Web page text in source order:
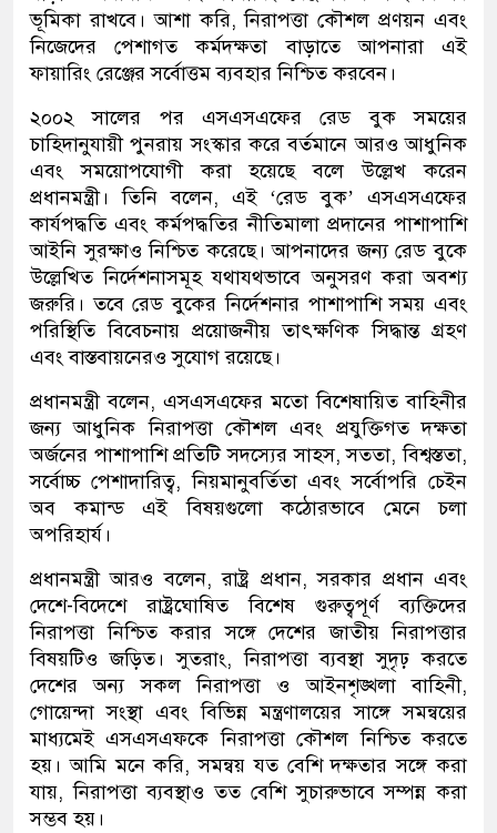
ভূমিকা রাখবে। আশা করি, নিরাপত্তা কৌশল প্রণয়ন এবং
নিজেদের পেশাগত কর্মদক্ষতা বাড়াতে আপনারা এই
ফায়ারিং রেঞ্জের সর্বোত্তম ব্যবহার নিশ্চিত করবেন।
২০০২ সালের পর এসএসএফের রেড বুক সময়ের
চাহিদানুযায়ী পুনরায় সংস্কার করে বর্তমানে আরও আধুনিক
এবং সময়োপযোগী করা হয়েছে বলে উল্লেখ করেন
প্রধানমন্ত্রী। তিনি বলেন, এই ‘রেড বুক’ এসএসএফের
কার্যপদ্ধতি এবং কর্মপদ্ধতির নীতিমালা প্রদানের পাশাপাশি
আইনি সুরক্ষাও নিশ্চিত করেছে। আপনাদের জন্য রেড বুকে
উল্লেখিত নির্দেশনাসমূহ যথাযথভাবে অনুসরণ করা অবশ্য
জরুরি। তবে রেড বুকের নির্দেশনার পাশাপাশি সময় এবং
পরিস্থিতি বিবেচনায় প্রয়োজনীয় তাৎক্ষণিক সিদ্ধান্ত গ্রহণ
এবং বাস্তবায়নেরও সুযোগ রয়েছে।
প্রধানমন্ত্রী বলেন, এসএসএফের মতো বিশেষায়িত বাহিনীর
জন্য আধুনিক নিরাপত্তা কৌশল এবং প্রযুক্তিগত দক্ষতা
অর্জনের পাশাপাশি প্রতিটি সদস্যের সাহস, সততা, বিশ্বস্ততা,
সর্বোচ্চ পেশাদারিত্ব, নিয়মানুবর্তিতা এবং সর্বোপরি চেইন
অব কমান্ড এই বিষয়গুলো কঠোরভাবে মেনে চলা
অপরিহার্য।
প্রধানমন্ত্রী আরও বলেন, রাষ্ট্র প্রধান, সরকার প্রধান এবং
দেশে-বিদেশে রাষ্ট্রঘোষিত বিশেষ গুরুত্বপূর্ণ ব্যক্তিদের
নিরাপত্তা নিশ্চিত করার সঙ্গে দেশের জাতীয় নিরাপত্তার
বিষয়টিও জড়িত। সুতরাং, নিরাপত্তা ব্যবস্থা সুদৃঢ় করতে
দেশের অন্য সকল নিরাপত্তা ও আইনশৃঙ্খলা বাহিনী,
গোয়েন্দা সংস্থা এবং বিভিন্ন মন্ত্রণালয়ের সাঙ্গে সমন্বয়ের
মাধ্যমেই এসএসএফকে নিরাপত্তা কৌশল নিশ্চিত করতে
হয়। আমি মনে করি, সমন্বয় যত বেশি দক্ষতার সঙ্গে করা
যায়, নিরাপত্তা ব্যবস্থাও তত বেশি সুচারুভাবে সম্পন্ন করা
সম্ভব হয়।